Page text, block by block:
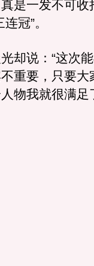
是一发不可收
冠”。
说：“这次能
重要，只要大
物我就很满足